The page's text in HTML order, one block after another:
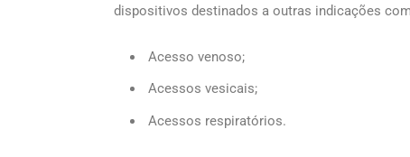
dispositivos destinados a outras indicações
Acesso venoso;
Acessos vesicais;
Acessos respiratórios.